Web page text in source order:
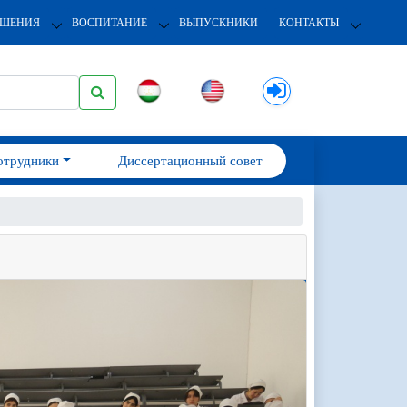
ВОСПИТАНИЕ ВЫПУСКНИКИ КОНТАКТЫ
Диссертационный совет